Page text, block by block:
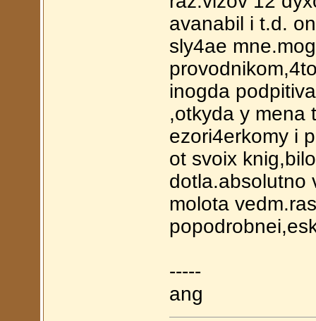
avanabil i t.d.
sly4ae
inogda
,otkyda y mena
ezori4erkomy i
ot svoix
dotla.absolutno
molota
-----
ang